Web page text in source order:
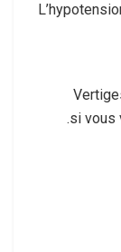
si vous